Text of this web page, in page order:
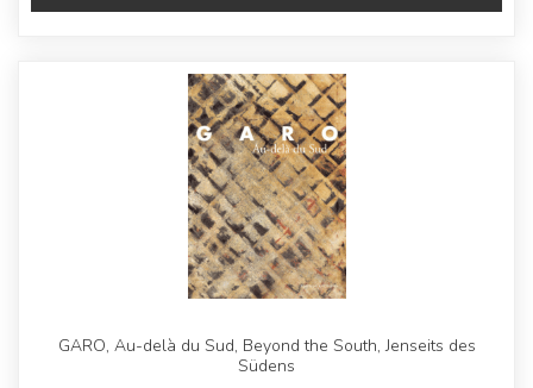
GARO, Au-delà du Sud, Beyond the South, Jenseits des
Südens